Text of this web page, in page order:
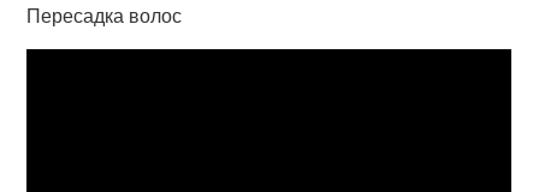
Пересадка волос